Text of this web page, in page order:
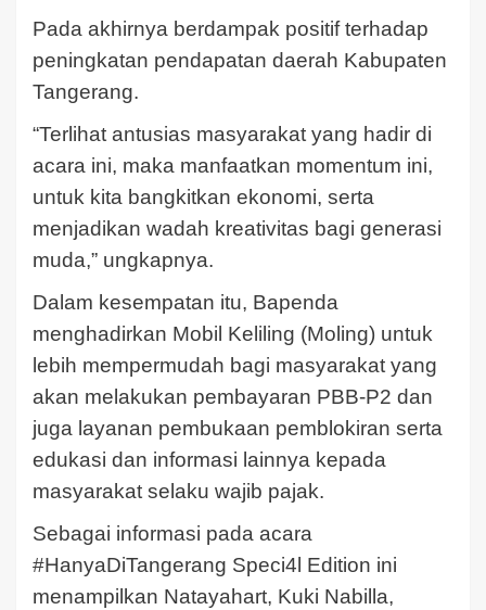
Pada akhirnya berdampak positif terhadap
peningkatan pendapatan daerah Kabupaten
Tangerang.
“Terlihat antusias masyarakat yang hadir di
acara ini, maka manfaatkan momentum ini,
untuk kita bangkitkan ekonomi, serta
menjadikan wadah kreativitas bagi generasi
muda,” ungkapnya.
Dalam kesempatan itu, Bapenda
menghadirkan Mobil Keliling (Moling) untuk
lebih mempermudah bagi masyarakat yang
akan melakukan pembayaran PBB-P2 dan
juga layanan pembukaan pemblokiran serta
edukasi dan informasi lainnya kepada
masyarakat selaku wajib pajak.
Sebagai informasi pada acara
#HanyaDiTangerang Speci4l Edition ini
menampilkan Natayahart, Kuki Nabilla,